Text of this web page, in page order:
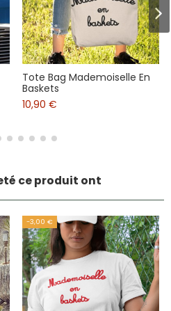
Tote Bag Mademoiselle En
Baskets
10,90 €
ce produit ont
-3,00 €